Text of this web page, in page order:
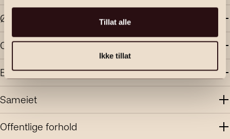
Tillat alle
Ikke tillat
Økonomi
Område
Energi
Sameiet
Offentlige forhold